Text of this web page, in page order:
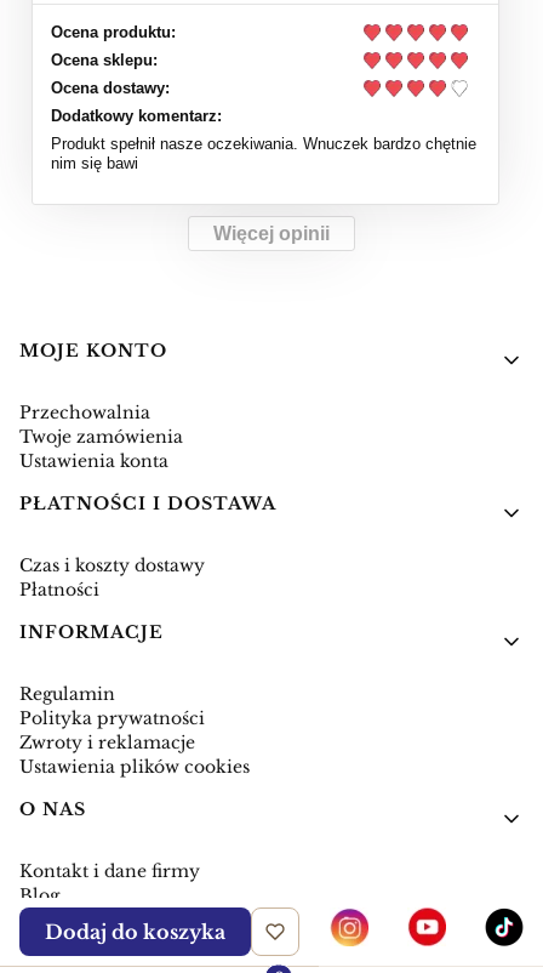
Ocena produktu:
Ocena sklepu:
Ocena dostawy:
Dodatkowy komentarz:
Produkt spełnił nasze oczekiwania. Wnuczek bardzo chętnie
nim się bawi
Więcej opinii
Linki w stopce
MOJE KONTO
Przechowalnia
Twoje zamówienia
Ustawienia konta
PŁATNOŚCI I DOSTAWA
Czas i koszty dostawy
Płatności
INFORMACJE
Regulamin
Polityka prywatności
Zwroty i reklamacje
Ustawienia plików cookies
O NAS
Kontakt i dane firmy
Blog
Dodaj do koszyka